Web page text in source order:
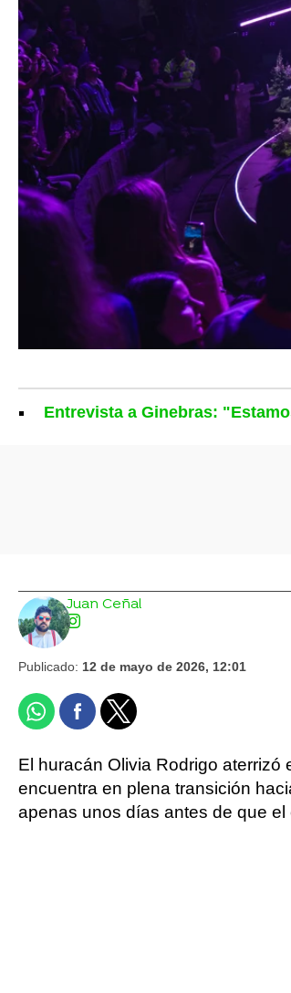
Entrevista a Ginebras:
Juan Ceñal
Publicado: 12 de mayo de 2026, 12:01
El huracán Olivia Rodrigo
encuentra en plena transición
apenas unos días antes de que